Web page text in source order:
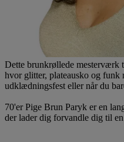
Dette brunkrøllede mesterværk
hvor glitter, plateausko og funk
udklædningsfest eller når du
70'er Pige Brun Paryk er en
der lader dig forvandle dig til